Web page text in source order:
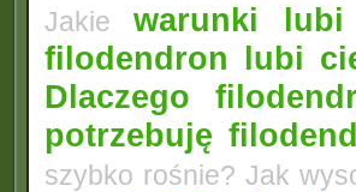
Jakie warunki lubi
filodendron lubi
Dlaczego
potrzebuję
szybko rośnie? Jak